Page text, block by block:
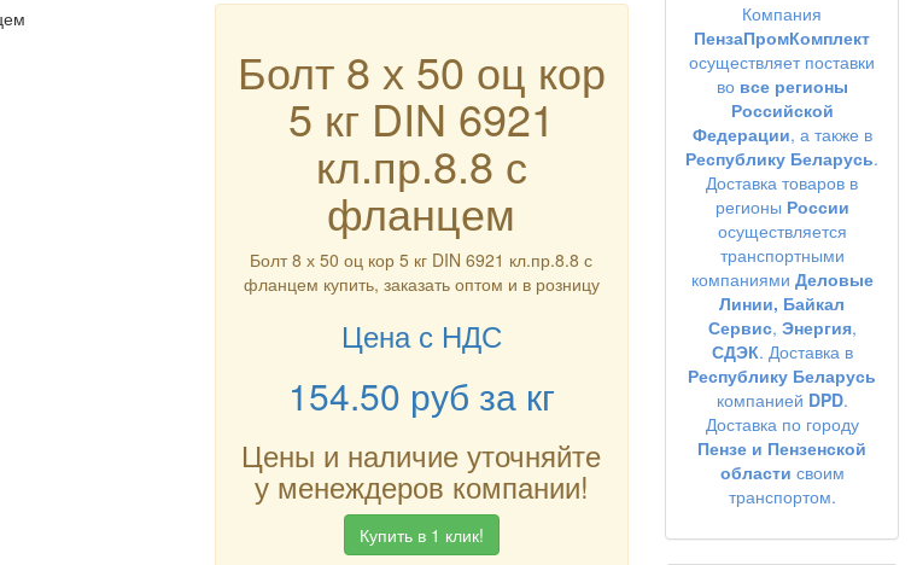
Болт 8 х 50 оц кор
5 кг DIN 6921
кл.пр.8.8 с
фланцем
Болт 8 х 50 оц кор 5 кг DIN 6921 кл.пр.8.8 с
фланцем купить, заказать оптом и в розницу
Цена с НДС
154.50 руб за кг
Цены и наличие уточняйте
у менеждеров компании!
Купить в 1 клик!
Компания
ПензаПромКомплект
осуществляет поставки
во все регионы
Российской
Федерации, а также в
Республику Беларусь.
Доставка товаров в
регионы России
осуществляется
транспортными
компаниями Деловые
Линии, Байкал
Сервис, Энергия,
СДЭК. Доставка в
Республику Беларусь
компанией DPD.
Доставка по городу
Пензе и Пензенской
области своим
транспортом.